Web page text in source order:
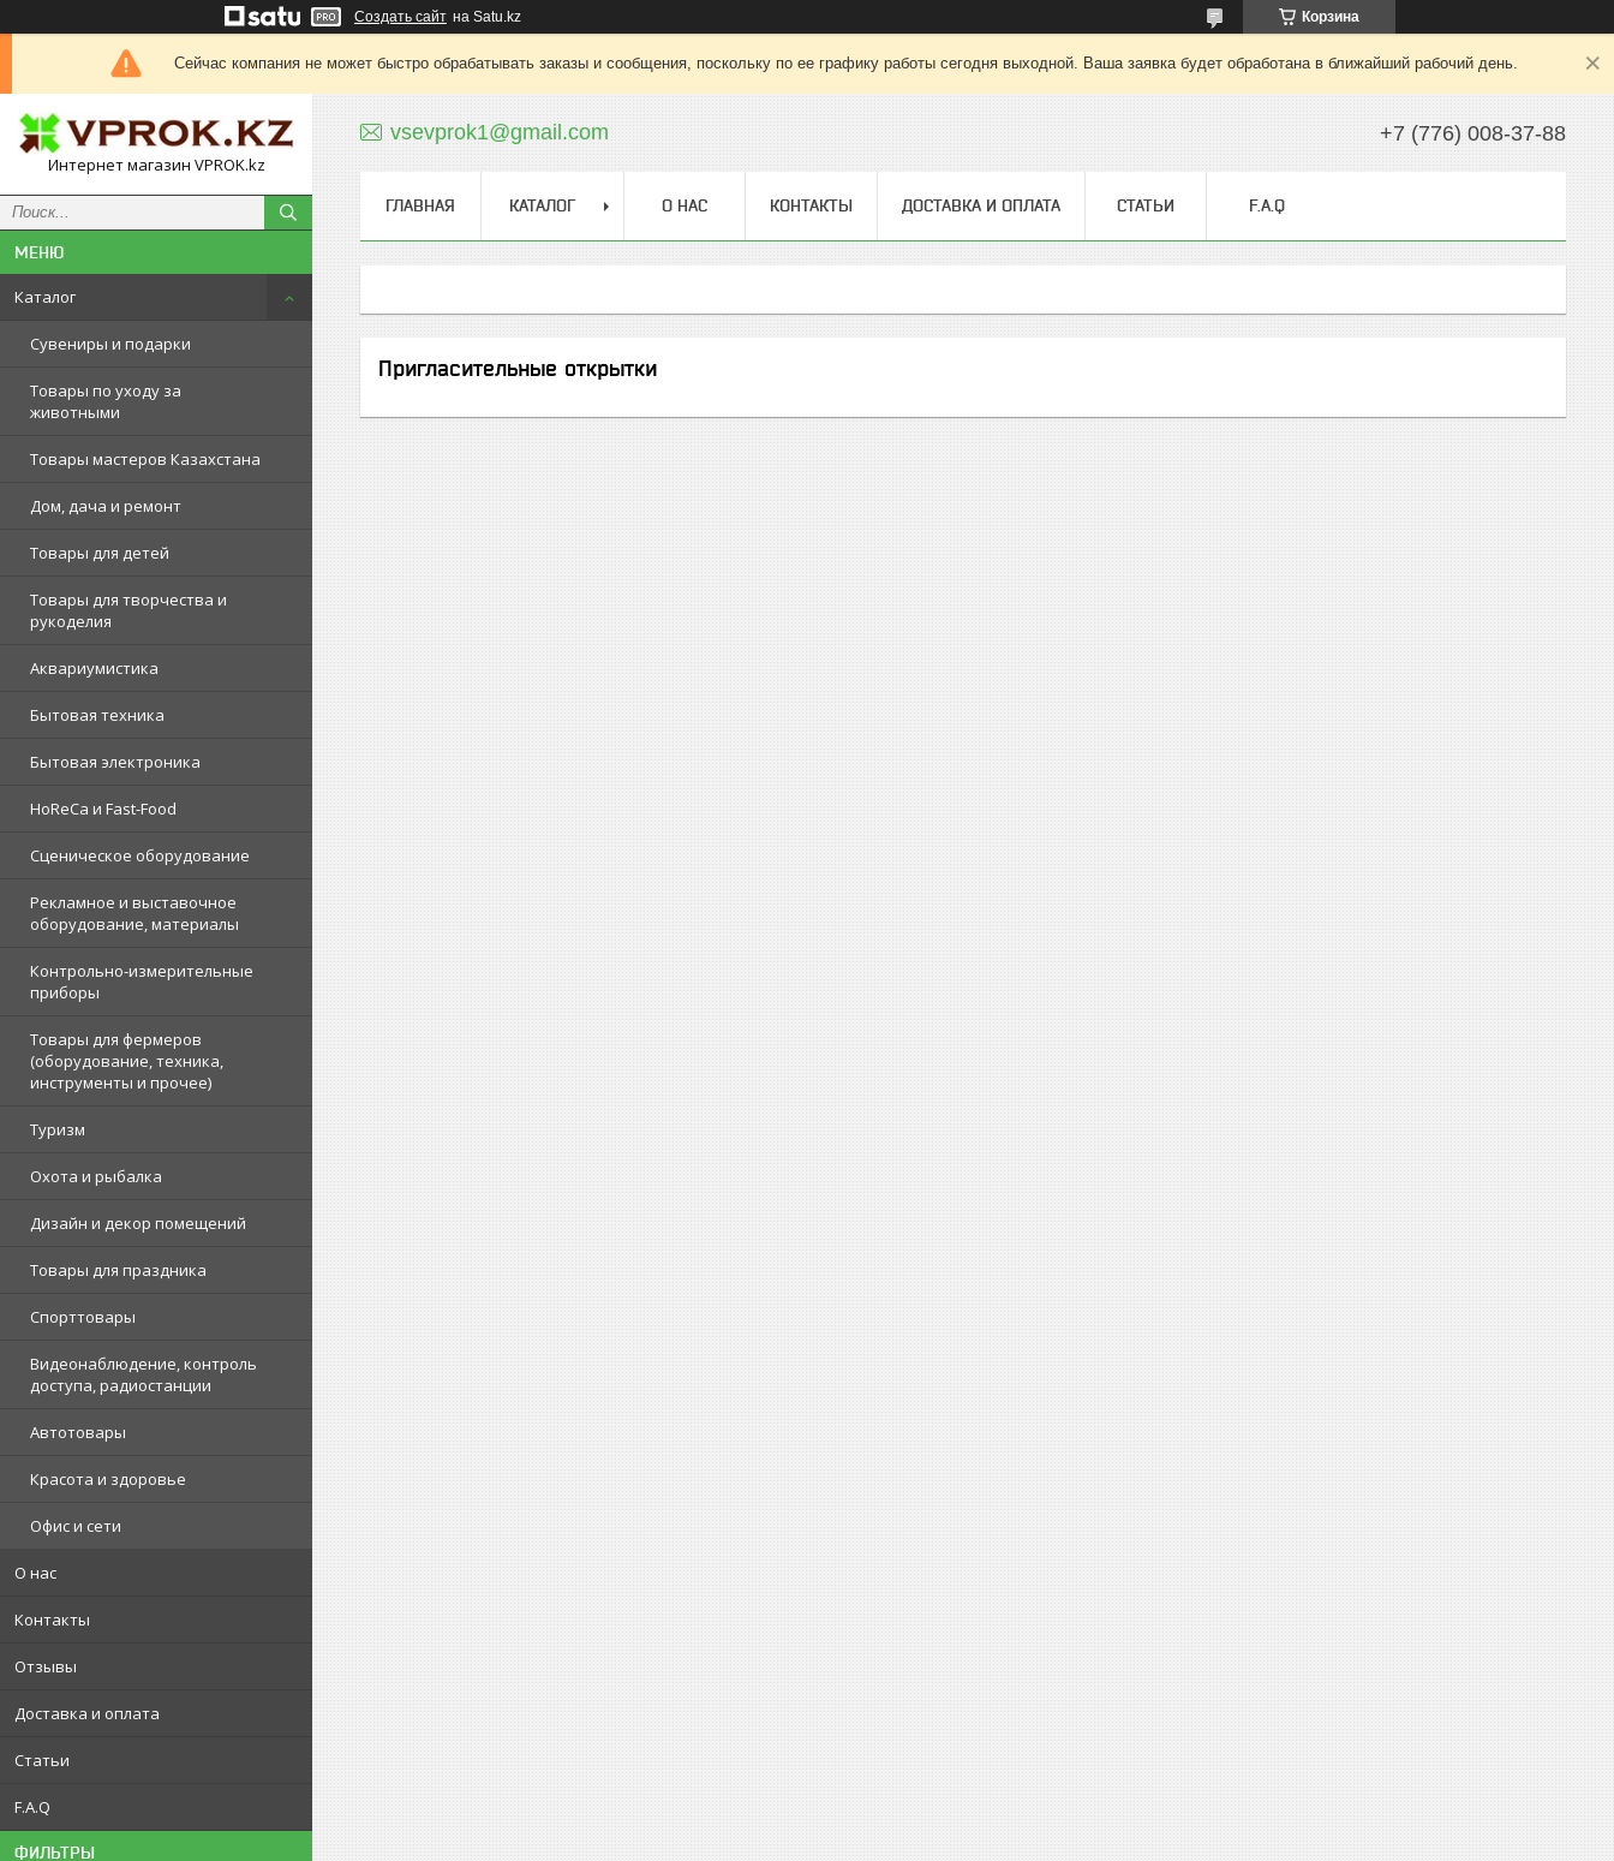
Создать сайт на Satu.kz Корзина
Сейчас компания не может быстро обрабатывать заказы и сообщения, поскольку по ее графику работы сегодня выходной. Ваша заявка будет обработана в ближайший рабочий день.
Интернет магазин VPROK.kz
Каталог
Сувениры и подарки
Товары по уходу за
животными
Товары мастеров Казахстана
Дом, дача и ремонт
Товары для детей
Товары для творчества и
рукоделия
Аквариумистика
Бытовая техника
Бытовая электроника
HoReCa и Fast-Food
Сценическое оборудование
Рекламное и выставочное
оборудование, материалы
Контрольно-измерительные
приборы
Товары для фермеров
(оборудование, техника,
инструменты и прочее)
Туризм
Охота и рыбалка
Дизайн и декор помещений
Товары для праздника
Спорттовары
Видеонаблюдение, контроль
доступа, радиостанции
Автотовары
Красота и здоровье
Офис и сети
О нас
Контакты
Отзывы
Доставка и оплата
Статьи
F.A.Q
ФИЛЬТРЫ
vsevprok1@gmail.com +7 (776) 008-37-88
ГЛАВНАЯ КАТАЛОГ О НАС КОНТАКТЫ ДОСТАВКА И ОПЛАТА СТАТЬИ F.A.Q
Пригласительные открытки